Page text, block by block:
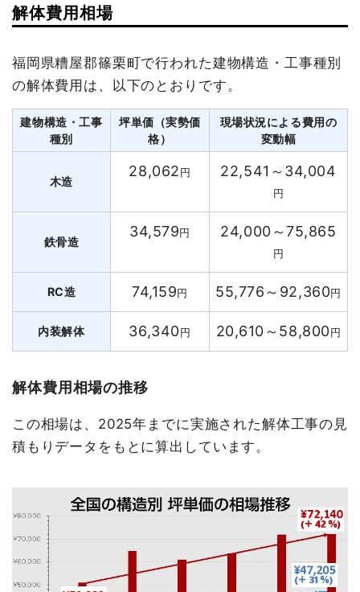
解体費用相場
福岡県糟屋郡篠栗町で行われた建物構造・工事種別
の解体費用は、以下のとおりです。
建物構造・工事
種別
坪単価（実勢価
格）
現場状況による費用の
変動幅
木造
28,062円 22,541～34,004
円
鉄骨造
34,579円 24,000～75,865
円
RC造 74,159円 55,776～92,360円
内装解体 36,340円 20,610～58,800円
解体費用相場の推移
この相場は、2025年までに実施された解体工事の見
積もりデータをもとに算出しています。